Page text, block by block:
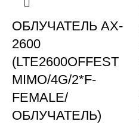
ОБЛУЧАТЕЛЬ AX-
2600
(LTE2600OFFEST
MIMO/4G/2*F-
FEMALE/
ОБЛУЧАТЕЛЬ)